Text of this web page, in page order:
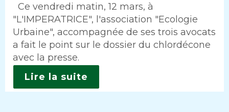
Intro
Ce vendredi matin, 12 mars, à
"L'IMPERATRICE", l'association "Ecologie
Urbaine", accompagnée de ses trois avocats
a fait le point sur le dossier du chlordécone
avec la presse.
Lire la suite